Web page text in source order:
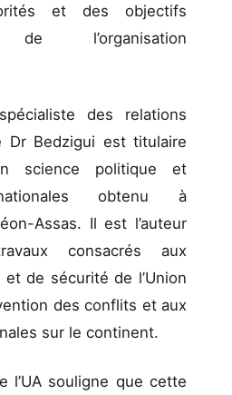
et des objectifs
de l’organisation
des relations
Dr Bedzigui est titulaire
science politique et
obtenu à
Assas. Il est l’auteur
consacrés aux
de sécurité de l’Union
des conflits et aux
sur le continent.
l’UA souligne que cette